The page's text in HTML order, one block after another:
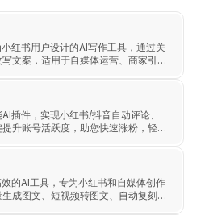
红书用户设计的AI写作工具，通过关
文案，适用于自媒体运营、商家引
插件，实现小红书/抖音自动评论、
升账号活跃度，助您快速涨粉，轻松
的AI工具，专为小红书和自媒体创作
成图文、短视频转图文、自动复刻对